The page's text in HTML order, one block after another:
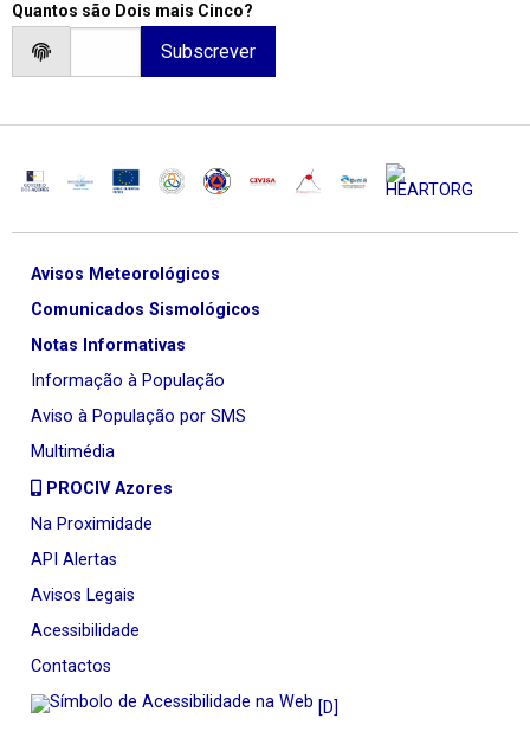
Quantos são Dois mais Cinco?
Avisos Meteorológicos
Comunicados Sismológicos
Notas Informativas
Informação à População
Aviso à População por SMS
Multimédia
PROCIV Azores
Na Proximidade
API Alertas
Avisos Legais
Acessibilidade
Contactos
[D]